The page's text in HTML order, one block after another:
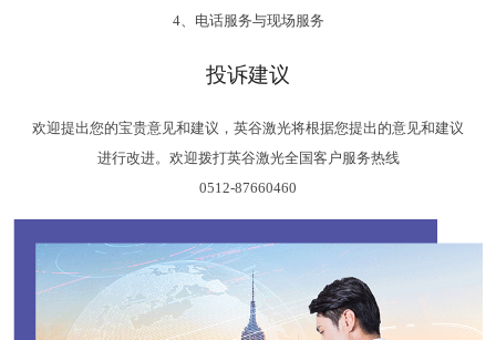
4、电话服务与现场服务
投诉建议
欢迎提出您的宝贵意见和建议，英谷激光将根据您提出的意见和建议
进行改进。欢迎拨打英谷激光全国客户服务热线
0512-87660460